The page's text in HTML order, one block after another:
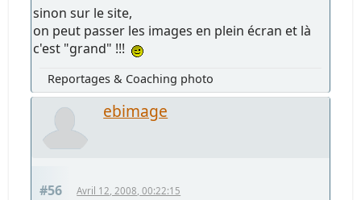
sinon sur le site,
on peut passer les images en plein écran et là
c'est "grand" !!!
Reportages & Coaching photo
ebimage
#56 Avril 12, 2008, 00:22:15